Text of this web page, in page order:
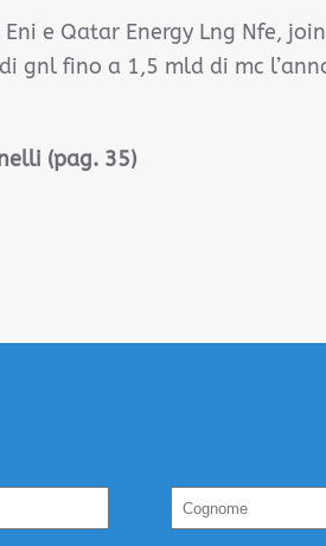
e Qatar Energy Lng Nfe,
gnl fino a 1,5 mld di mc
(pag. 35)